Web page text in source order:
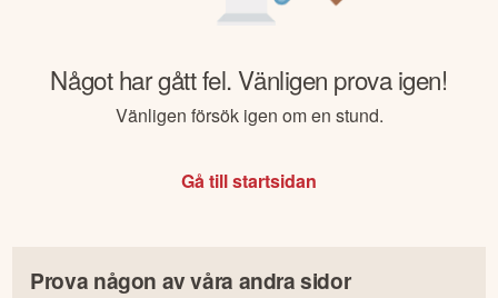
Något har gått fel. Vänligen prova igen!
Vänligen försök igen om en stund.
Gå till startsidan
Prova någon av våra andra sidor